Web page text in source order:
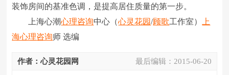
装饰房间的基准色调，是提高居住质量的第一步。
上海心潮心理咨询中心（心灵花园/顾歌工作室）
上
海心理咨询师 选编
最后编辑： 2015-06-20
作者：心灵花园网